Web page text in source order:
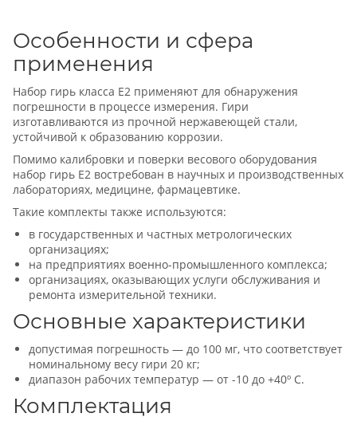
Особенности и сфера
применения
Набор гирь класса Е2 применяют для обнаружения
погрешности в процессе измерения. Гири
изготавливаются из прочной нержавеющей стали,
устойчивой к образованию коррозии.
Помимо калибровки и поверки весового оборудования
набор гирь Е2 востребован в научных и производственных
лабораториях, медицине, фармацевтике.
Такие комплекты также используются:
в государственных и частных метрологических
организациях;
на предприятиях военно-промышленного комплекса;
организациях, оказывающих услуги обслуживания и
ремонта измерительной техники.
Основные характеристики
допустимая погрешность — до 100 мг, что соответствует
номинальному весу гири 20 кг;
диапазон рабочих температур — от -10 до +40º С.
Комплектация